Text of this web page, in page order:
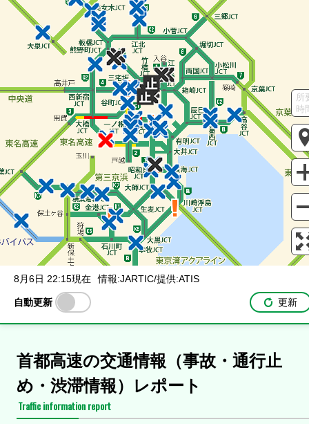
所
時
規制情報
規制 入口・出口封鎖
本線外情報
通行止め
SA / PA
サービスエリア パーキングエリア
駐車場の満車/空車状況
満車
空車
ライブカメラ
一般公開中 有料登録ユーザー限定
有料登録ユーザー限定 IC間所要時間
インター間の所要時間を表示
8月6日 22:15現在 情報:JARTIC/提供:ATIS
自動更新 更新
首都高速の交通情報（事故・通行止
め・渋滞情報）レポート
Traffic information report